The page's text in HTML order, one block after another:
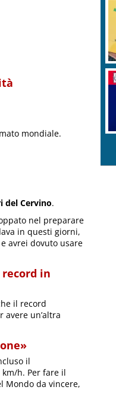
mondiale.
del Cervino.
nel preparare
in questi giorni,
avrei dovuto usare
in
il record
un’altra
il
h. Per fare il
Mondo da vincere,